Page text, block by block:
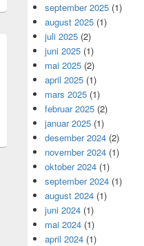
september 2025 (1)
august 2025 (1)
juli 2025 (2)
juni 2025 (1)
mai 2025 (2)
april 2025 (1)
mars 2025 (1)
februar 2025 (2)
januar 2025 (1)
desember 2024 (2)
november 2024 (1)
oktober 2024 (1)
september 2024 (1)
august 2024 (1)
juni 2024 (1)
mai 2024 (1)
april 2024 (1)